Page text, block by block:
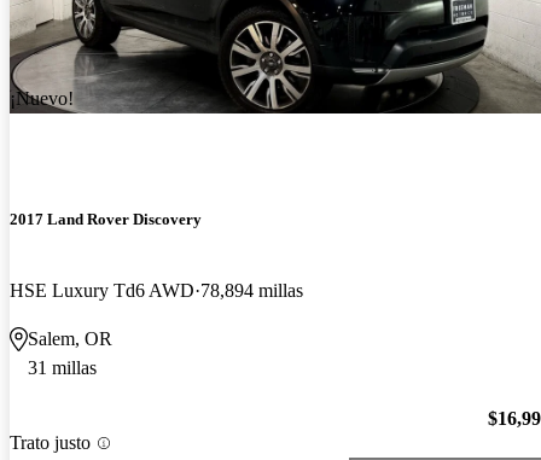
¡Nuevo!
2017 Land Rover Discovery
HSE Luxury Td6 AWD 78,894 millas
Salem, OR
31 millas
Trato justo